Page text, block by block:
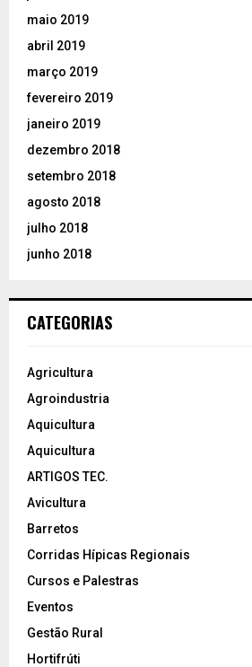
maio 2019
abril 2019
março 2019
fevereiro 2019
janeiro 2019
dezembro 2018
setembro 2018
agosto 2018
julho 2018
junho 2018
CATEGORIAS
Agricultura
Agroindustria
Aquicultura
Aquicultura
ARTIGOS TEC.
Avicultura
Barretos
Corridas Hípicas Regionais
Cursos e Palestras
Eventos
Gestão Rural
Hortifrúti